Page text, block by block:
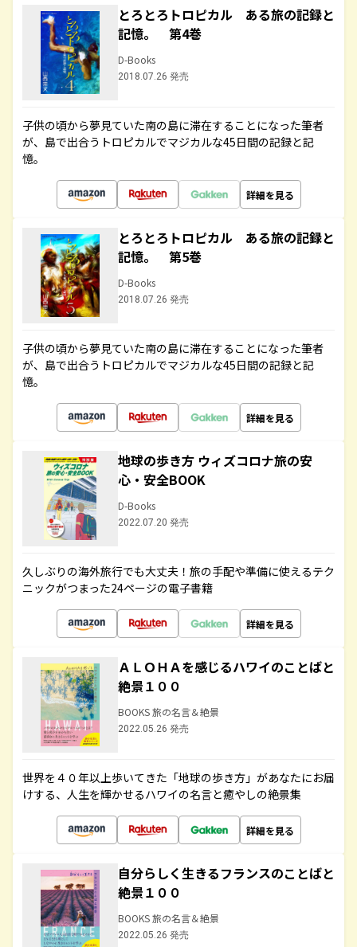
とろとろトロピカル ある旅の記録と
記憶。 第4巻
D-Books
2018.07.26 発売
子供の頃から夢見ていた南の島に滞在することになった筆者
が、島で出合うトロピカルでマジカルな45日間の記録と記
憶。
詳細を見る
とろとろトロピカル ある旅の記録と
記憶。 第5巻
D-Books
2018.07.26 発売
子供の頃から夢見ていた南の島に滞在することになった筆者
が、島で出合うトロピカルでマジカルな45日間の記録と記
憶。
詳細を見る
地球の歩き方 ウィズコロナ旅の安
心・安全BOOK
D-Books
2022.07.20 発売
久しぶりの海外旅行でも大丈夫！旅の手配や準備に使えるテク
ニックがつまった24ページの電子書籍
詳細を見る
ＡＬＯＨＡを感じるハワイのことばと
絶景１００
BOOKS 旅の名言＆絶景
2022.05.26 発売
世界を４０年以上歩いてきた「地球の歩き方」があなたにお届
けする、人生を輝かせるハワイの名言と癒やしの絶景集
詳細を見る
自分らしく生きるフランスのことばと
絶景１００
BOOKS 旅の名言＆絶景
2022.05.26 発売